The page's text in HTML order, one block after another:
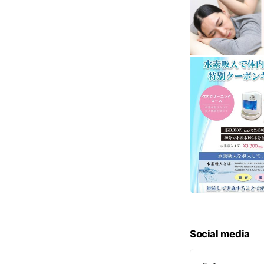
Social media